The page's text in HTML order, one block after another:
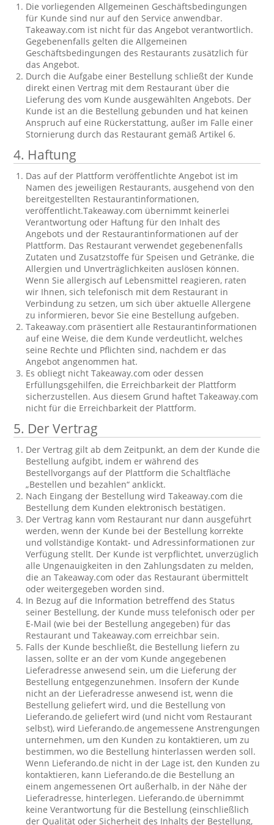
Die vorliegenden Allgemeinen Geschäftsbedingungen
für Kunde sind nur auf den Service anwendbar.
Takeaway.com ist nicht für das Angebot verantwortlich.
Gegebenenfalls gelten die Allgemeinen
Geschäftsbedingungen des Restaurants zusätzlich für
das Angebot.
Durch die Aufgabe einer Bestellung schließt der Kunde
direkt einen Vertrag mit dem Restaurant über die
Lieferung des vom Kunde ausgewählten Angebots. Der
Kunde ist an die Bestellung gebunden und hat keinen
Anspruch auf eine Rückerstattung, außer im Falle einer
Stornierung durch das Restaurant gemäß Artikel 6.
4. Haftung
Das auf der Plattform veröffentlichte Angebot ist im
Namen des jeweiligen Restaurants, ausgehend von den
bereitgestellten Restaurantinformationen,
veröffentlicht.Takeaway.com übernimmt keinerlei
Verantwortung oder Haftung für den Inhalt des
Angebots und der Restaurantinformationen auf der
Plattform. Das Restaurant verwendet gegebenenfalls
Zutaten und Zusatzstoffe für Speisen und Getränke, die
Allergien und Unverträglichkeiten auslösen können.
Wenn Sie allergisch auf Lebensmittel reagieren, raten
wir Ihnen, sich telefonisch mit dem Restaurant in
Verbindung zu setzen, um sich über aktuelle Allergene
zu informieren, bevor Sie eine Bestellung aufgeben.
Takeaway.com präsentiert alle Restaurantinformationen
auf eine Weise, die dem Kunde verdeutlicht, welches
seine Rechte und Pflichten sind, nachdem er das
Angebot angenommen hat.
Es obliegt nicht Takeaway.com oder dessen
Erfüllungsgehilfen, die Erreichbarkeit der Plattform
sicherzustellen. Aus diesem Grund haftet Takeaway.com
nicht für die Erreichbarkeit der Plattform.
5. Der Vertrag
Der Vertrag gilt ab dem Zeitpunkt, an dem der Kunde die
Bestellung aufgibt, indem er während des
Bestellvorgangs auf der Plattform die Schaltfläche
„Bestellen und bezahlen“ anklickt.
Nach Eingang der Bestellung wird Takeaway.com die
Bestellung dem Kunden elektronisch bestätigen.
Der Vertrag kann vom Restaurant nur dann ausgeführt
werden, wenn der Kunde bei der Bestellung korrekte
und vollständige Kontakt- und Adressinformationen zur
Verfügung stellt. Der Kunde ist verpflichtet, unverzüglich
alle Ungenauigkeiten in den Zahlungsdaten zu melden,
die an Takeaway.com oder das Restaurant übermittelt
oder weitergegeben worden sind.
In Bezug auf die Information betreffend des Status
seiner Bestellung, der Kunde muss telefonisch oder per
E-Mail (wie bei der Bestellung angegeben) für das
Restaurant und Takeaway.com erreichbar sein.
Falls der Kunde beschließt, die Bestellung liefern zu
lassen, sollte er an der vom Kunde angegebenen
Lieferadresse anwesend sein, um die Lieferung der
Bestellung entgegenzunehmen. Insofern der Kunde
nicht an der Lieferadresse anwesend ist, wenn die
Bestellung geliefert wird, und die Bestellung von
Lieferando.de geliefert wird (und nicht vom Restaurant
selbst), wird Lieferando.de angemessene Anstrengungen
unternehmen, um den Kunden zu kontaktieren, um zu
bestimmen, wo die Bestellung hinterlassen werden soll.
Wenn Lieferando.de nicht in der Lage ist, den Kunden zu
kontaktieren, kann Lieferando.de die Bestellung an
einem angemessenen Ort außerhalb, in der Nähe der
Lieferadresse, hinterlegen. Lieferando.de übernimmt
keine Verantwortung für die Bestellung (einschließlich
der Qualität oder Sicherheit des Inhalts der Bestellung,